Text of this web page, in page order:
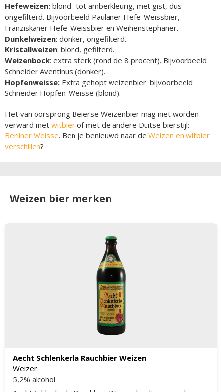
Hefeweizen: blond- tot amberkleurig, met gist, dus
ongefilterd. Bijvoorbeeld Paulaner Hefe-Weissbier,
Franziskaner Hefe-Weissbier en Weihenstephaner.
Dunkelweizen: donker, ongefilterd.
Kristallweizen: blond, gefilterd.
Weizenbock: extra sterk (rond de 8 procent). Bijvoorbeeld
Schneider Aventinus (donker).
Hopfenweisse: Extra gehopt weizenbier, bijvoorbeeld
Schneider Hopfen-Weisse (blond).
Het van oorsprong Beierse Weizenbier mag niet worden
verward met witbier of met de andere Duitse bierstijl:
Berliner Weisse. Ben je benieuwd naar de Weizen en witbier
verschillen?
Weizen bier merken
Aecht Schlenkerla Rauchbier Weizen
Weizen
5,2% alcohol